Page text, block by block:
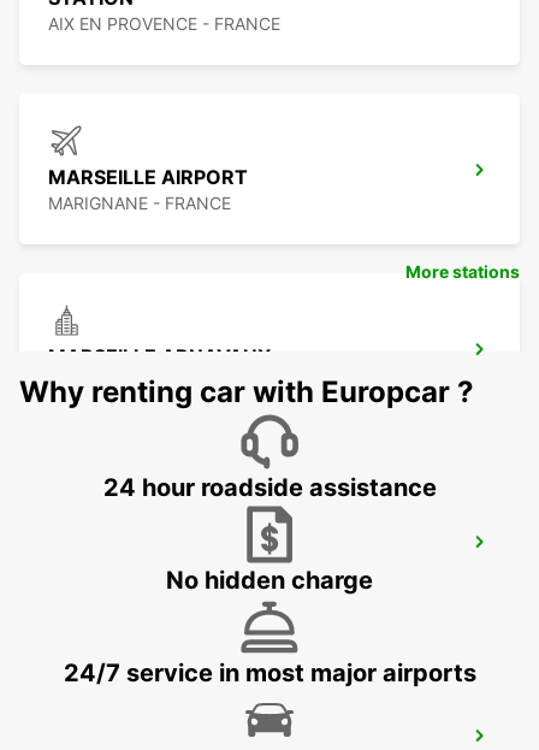
AIX EN PROVENCE - FRANCE
MARSEILLE AIRPORT
MARIGNANE - FRANCE
MARSEILLE ARNAVAUX
MARSEILLE - FRANCE
MARSEILLE SAINT-CHARLES RAILWAY
MARSEILLE - FRANCE
More stations
Why renting car with Europcar ?
24 hour roadside assistance
No hidden charge
24/7 service in most major airports